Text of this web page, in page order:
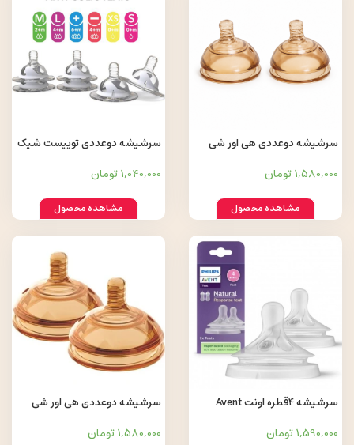
سرشیشه دوعددی هی اور شی
1,580,000 تومان
مشاهده محصول
سرشیشه دوعددی توییست شیک
1,040,000 تومان
مشاهده محصول
سرشیشه 4قطره اونت Avent
1,590,000 تومان
سرشیشه دوعددی هی اور شی
1,580,000 تومان